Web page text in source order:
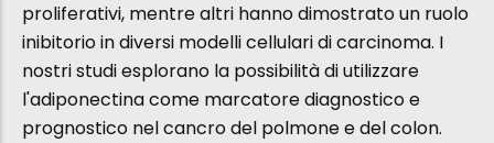
proliferativi, mentre altri hanno dimostrato un ruolo
inibitorio in diversi modelli cellulari di carcinoma. I
nostri studi esplorano la possibilità di utilizzare
l'adiponectina come marcatore diagnostico e
prognostico nel cancro del polmone e del colon.